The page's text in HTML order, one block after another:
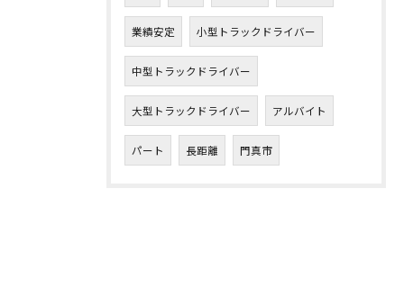
業績安定 小型トラックドライバー
中型トラックドライバー
大型トラックドライバー アルバイト
パート 長距離 門真市